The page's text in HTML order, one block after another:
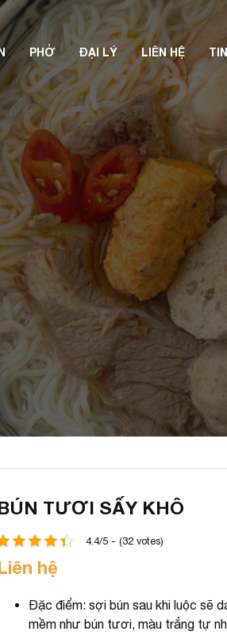
PHỞ ĐẠI LÝ LIÊN HỆ
TƯƠI SẤY KHÔ
4.4/5 - (32 votes)
hệ
Đặc điểm: sợi bún sau khi luộc sẽ
mềm như bún tươi, màu trắng tự